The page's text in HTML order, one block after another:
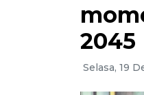
2045
Selasa, 19